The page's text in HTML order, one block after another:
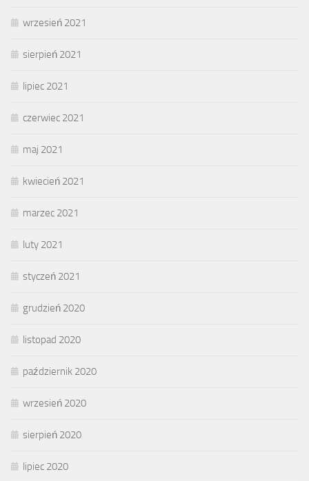
wrzesień 2021
sierpień 2021
lipiec 2021
czerwiec 2021
maj 2021
kwiecień 2021
marzec 2021
luty 2021
styczeń 2021
grudzień 2020
listopad 2020
październik 2020
wrzesień 2020
sierpień 2020
lipiec 2020